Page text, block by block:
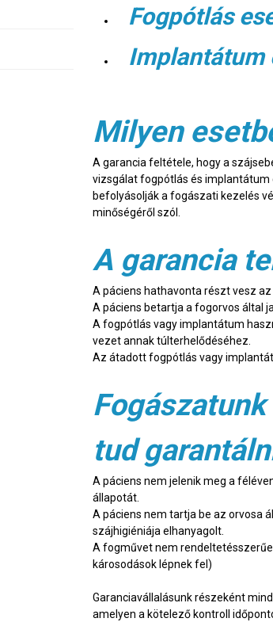
Fogpótlás
Implantátum
Milyen
A garancia feltétele, hogy a
vizsgálat fogpótlás és implantátum
befolyásolják a fogászati kezelés
minőségéről szól.
A garancia
A páciens hathavonta részt vesz
A páciens betartja a fogorvos által
A fogpótlás vagy implantátum
vezet annak túlterhelődéséhez.
Az átadott fogpótlás vagy
tud
A páciens nem jelenik meg a
állapotát.
A páciens nem tartja be az orvosa
szájhigiéniája elhanyagolt.
A fogművet nem
károsodások lépnek fel)
Garanciavállalásunk részeként
amelyen a kötelező kontroll